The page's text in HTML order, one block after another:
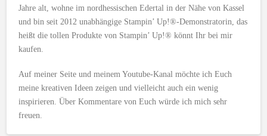
Jahre alt, wohne im nordhessischen Edertal in der Nähe von Kassel
und bin seit 2012 unabhängige Stampin’ Up!®-Demonstratorin, das
heißt die tollen Produkte von Stampin’ Up!® könnt Ihr bei mir
kaufen.
Auf meiner Seite und meinem Youtube-Kanal möchte ich Euch
meine kreativen Ideen zeigen und vielleicht auch ein wenig
inspirieren. Über Kommentare von Euch würde ich mich sehr
freuen.